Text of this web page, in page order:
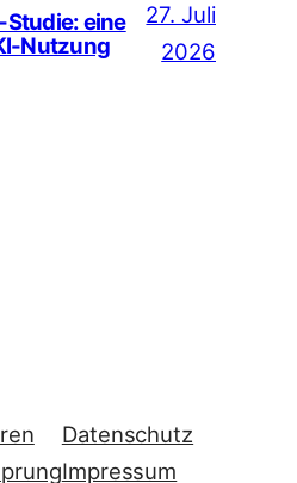
Studie: eine
Nutzung
27. Juli
2026
Datenschutz
Impressum